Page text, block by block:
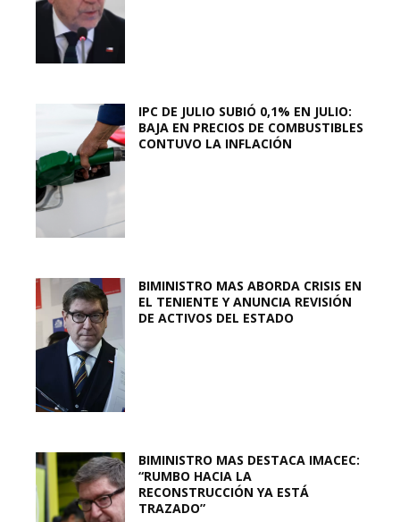
IPC DE JULIO SUBIÓ 0,1% EN JULIO:
BAJA EN PRECIOS DE COMBUSTIBLES
CONTUVO LA INFLACIÓN
BIMINISTRO MAS ABORDA CRISIS EN
EL TENIENTE Y ANUNCIA REVISIÓN
DE ACTIVOS DEL ESTADO
BIMINISTRO MAS DESTACA IMACEC:
“RUMBO HACIA LA
RECONSTRUCCIÓN YA ESTÁ
TRAZADO”